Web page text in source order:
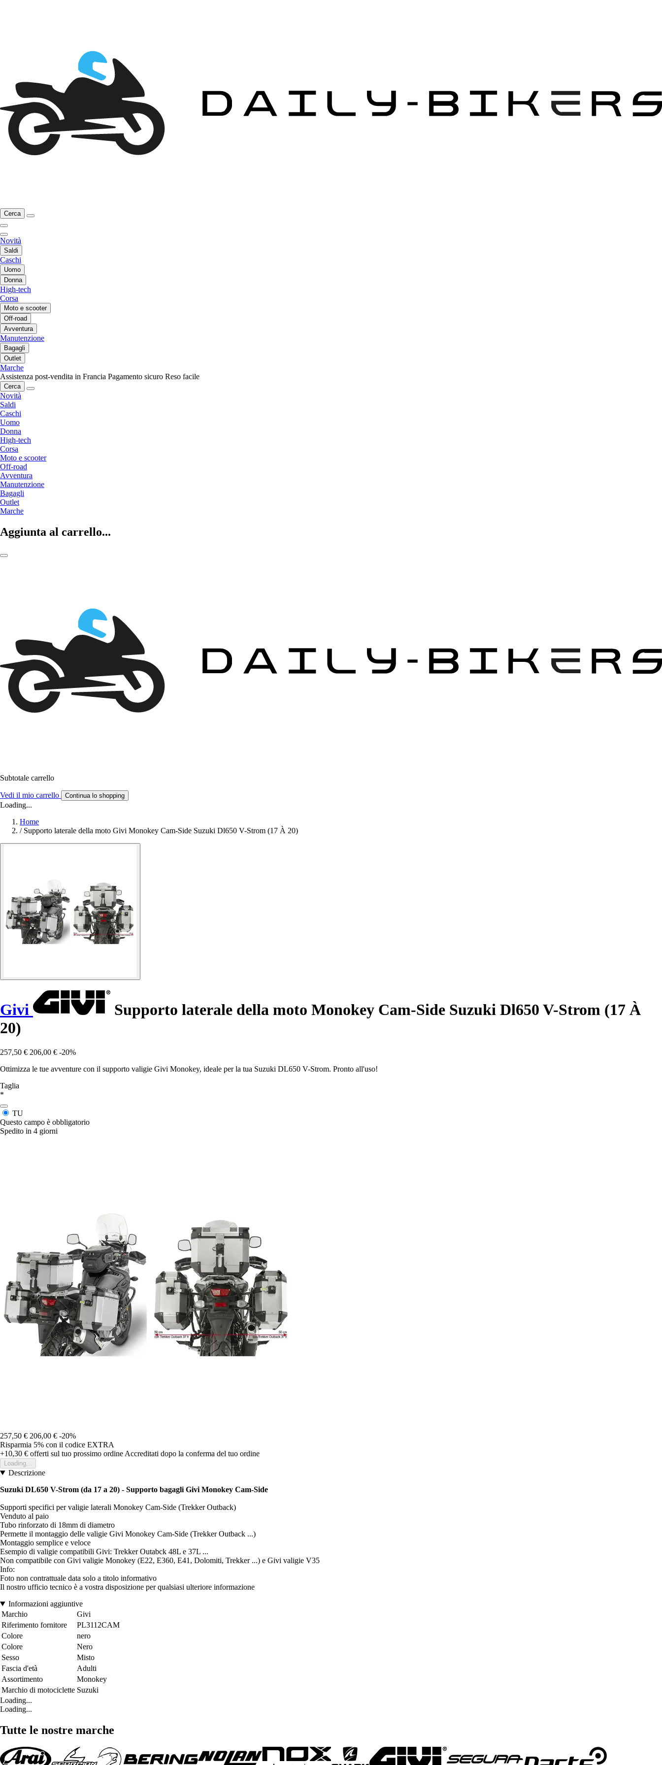
Cerca
Novità
Saldi
Caschi
Uomo
Donna
High-tech
Corsa
Moto e scooter
Off-road
Avventura
Manutenzione
Bagagli
Outlet
Marche
Assistenza post-vendita in Francia Pagamento sicuro Reso facile
Cerca
Novità
Saldi
Caschi
Uomo
Donna
High-tech
Corsa
Moto e scooter
Off-road
Avventura
Manutenzione
Bagagli
Outlet
Marche
Aggiunta al carrello...
Subtotale carrello
Vedi il mio carrello Continua lo shopping
Loading...
Home
/ Supporto laterale della moto Givi Monokey Cam-Side Suzuki Dl650 V-Strom (17 À 20)
Givi
Supporto laterale della moto Monokey Cam-Side Suzuki Dl650 V-Strom (17 À
20)
257,50 € 206,00 € -20%
Ottimizza le tue avventure con il supporto valigie Givi Monokey, ideale per la tua Suzuki DL650 V-Strom. Pronto all'uso!
Taglia
*
TU
Questo campo è obbligatorio
Spedito in 4 giorni
257,50 € 206,00 € -20%
Risparmia 5% con il codice EXTRA
+10,30 € offerti sul tuo prossimo ordine Accreditati dopo la conferma del tuo ordine
Loading...
Descrizione
Suzuki DL650 V-Strom (da 17 a 20) - Supporto bagagli Givi Monokey Cam-Side
Supporti specifici per valigie laterali Monokey Cam-Side (Trekker Outback)
Venduto al paio
Tubo rinforzato di 18mm di diametro
Permette il montaggio delle valigie Givi Monokey Cam-Side (Trekker Outback ...)
Montaggio semplice e veloce
Esempio di valigie compatibili Givi: Trekker Outabck 48L e 37L ...
Non compatibile con Givi valigie Monokey (E22, E360, E41, Dolomiti, Trekker ...) e Givi valigie V35
Info:
Foto non contrattuale data solo a titolo informativo
Il nostro ufficio tecnico è a vostra disposizione per qualsiasi ulteriore informazione
Informazioni aggiuntive
Marchio
Givi
Riferimento fornitore
PL3112CAM
Colore
nero
Colore
Nero
Sesso
Misto
Fascia d'età
Adulti
Assortimento
Monokey
Marchio di motociclette Suzuki
Loading...
Loading...
Tutte le nostre marche